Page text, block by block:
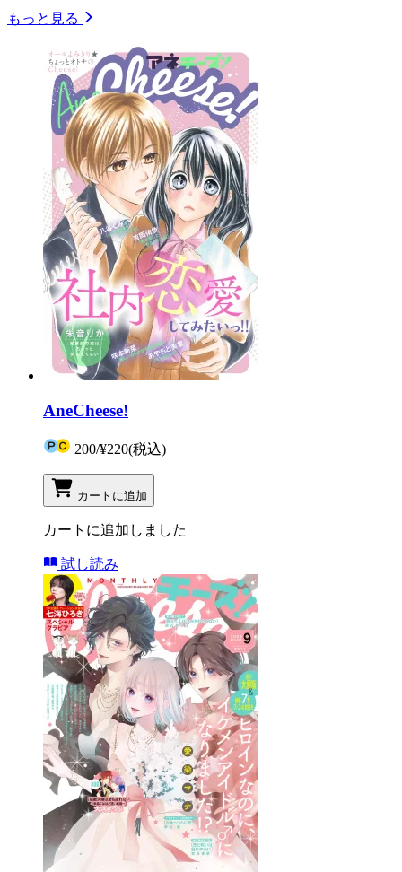
もっと見る
AneCheese!
200/¥220(税込)
カートに追加
カートに追加しました
試し読み